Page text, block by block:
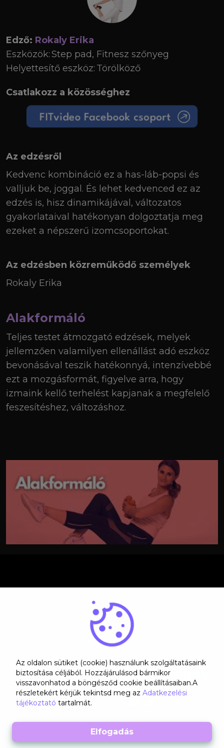
Az oldalon sütiket (cookie) használunk szolgáltatásaink
biztosítása céljából. Hozzájárulásod bármikor
visszavonhatod a böngésződ cookie beállításaiban.A
részletekért kérjük tekintsd meg az Adatkezelési
tájékoztató tartalmát.
Edző: Rokaly Erika
Eszközök:Step pad, Fitnesz szőnyeg
Helyettesítő eszköz: Törölköző
Csatlakozz a közösséghez
Az edzésről
Kedvenc kombináció ez a has-láb-popsi és
valljuk be, joggal. És lehet kedvenced ez az
edzés is, hisz dinamikájával, változatos
gyakorlataival hatékonyan dolgoztatja meg
ezeket a népszerű izomcsoportokat.
Az edzésben közreműködő személyek
Rokaly Erika
Alakformáló
Teljes testet átmozgató edzések, melyek
jellemzően valamilyen ellenállást adó eszköz
bevonásával teszik hatékonnyá, intenzívebbé
ezt a mozgásformát, figyelve arra, hogy
izmaink kellő terhelést kapjanak a megfelelő
feszesítéshez, változáshoz.
Kérdésed van? Lépj velünk kapcsolatba!
Rólunk
ÁSZF
Adatkezelési tájékoztató
Kapcsolat
GYIK
Fitvideo- Minden jog fenntartva!